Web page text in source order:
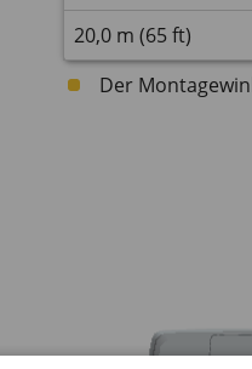
20,0 m (65 ft)
Der